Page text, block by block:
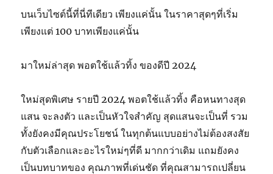
บนเว็บไซต์นี้ที่นี่ทีเดียว เพียงแค่นั้น ในราคาสุดๆที่เริ่ม
เพียงแต่ 100 บาทเพียงแค่นั้น
มาใหม่ล่าสุด พอตใช้แล้วทิ้ง ของดีปี 2024
ใหม่สุดพิเศษ รายปี 2024 พอตใช้แล้วทิ้ง คือหนทางสุด
แสน จะลงตัว และเป็นหัวใจสำคัญ สุดแสนจะเป็นที่ รวม
ทั้งยังคงมีคุณประโยชน์ ในทุกต้นแบบอย่างไม่ต้องสงสัย
กับตัวเลือกและอะไรใหม่ๆที่ดี มากกว่าเดิม แถมยังคง
เป็นบทบาทของ คุณภาพที่เด่นชัด ที่คุณสามารถเปลี่ยน